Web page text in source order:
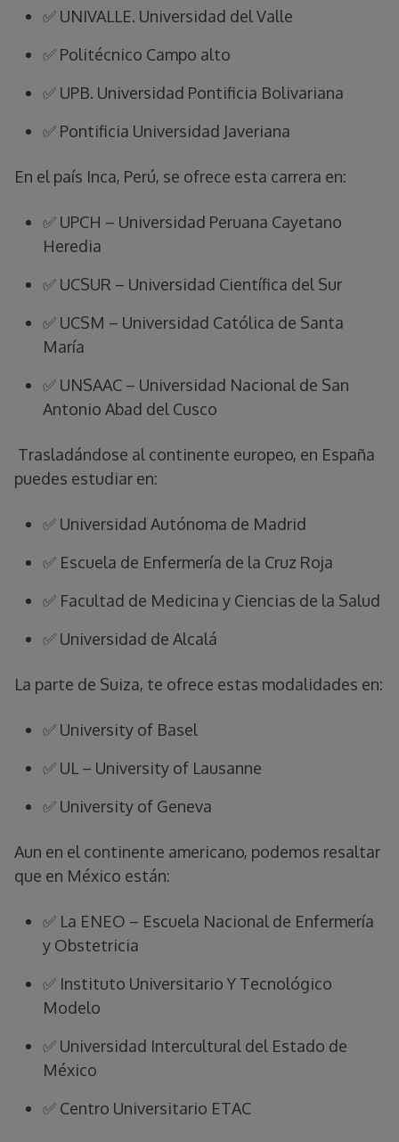
✅ UNIVALLE. Universidad del Valle
✅ Politécnico Campo alto
✅ UPB. Universidad Pontificia Bolivariana
✅ Pontificia Universidad Javeriana
En el país Inca, Perú, se ofrece esta carrera en:
✅ UPCH – Universidad Peruana Cayetano
Heredia
✅ UCSUR – Universidad Científica del Sur
✅ UCSM – Universidad Católica de Santa
María
✅ UNSAAC – Universidad Nacional de San
Antonio Abad del Cusco
Trasladándose al continente europeo, en España
puedes estudiar en:
✅ Universidad Autónoma de Madrid
✅ Escuela de Enfermería de la Cruz Roja
✅ Facultad de Medicina y Ciencias de la Salud
✅ Universidad de Alcalá
La parte de Suiza, te ofrece estas modalidades en:
✅ University of Basel
✅ UL – University of Lausanne
✅ University of Geneva
Aun en el continente americano, podemos resaltar
que en México están:
✅ La ENEO – Escuela Nacional de Enfermería
y Obstetricia
✅ Instituto Universitario Y Tecnológico
Modelo
✅ Universidad Intercultural del Estado de
México
✅ Centro Universitario ETAC